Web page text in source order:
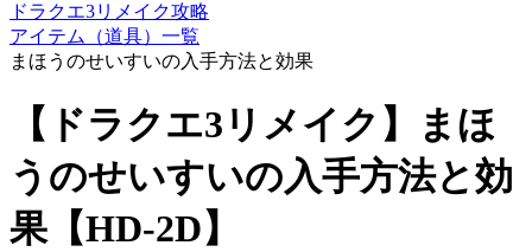
ドラクエ3リメイク攻略
アイテム（道具）一覧
まほうのせいすいの入手方法と効果
【ドラクエ3リメイク】まほ
うのせいすいの入手方法と効
果【HD-2D】